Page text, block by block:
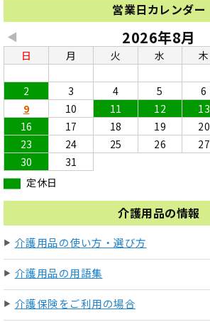
営業日カレンダー
◀ 2026年8月
日 月 火 水 木
2
3 4 5 6
9
10 11 12 13
16
17 18 19 20
23
24 25 26 27
30
31
定休日
介護用品の情報
介護用品の使い方・選び方
介護用品の用語集
介護保険をご利用の場合